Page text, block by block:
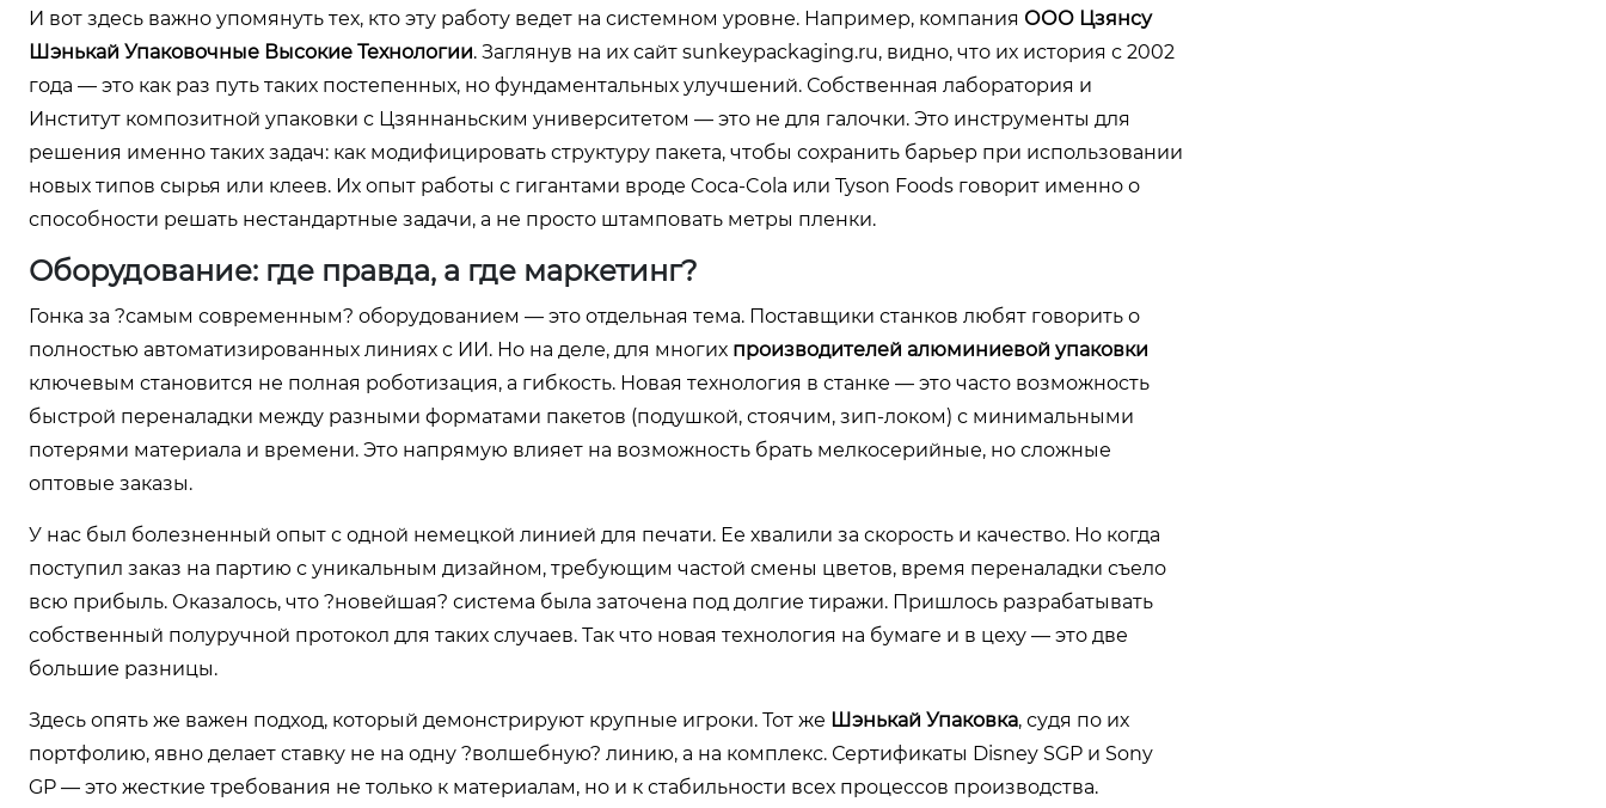
И вот здесь важно упомянуть тех, кто эту работу ведет на системном уровне. Например, компания ООО Цзянсу
Шэнькай Упаковочные Высокие Технологии. Заглянув на их сайт sunkeypackaging.ru, видно, что их история с 2002
года — это как раз путь таких постепенных, но фундаментальных улучшений. Собственная лаборатория и
Институт композитной упаковки с Цзяннаньским университетом — это не для галочки. Это инструменты для
решения именно таких задач: как модифицировать структуру пакета, чтобы сохранить барьер при использовании
новых типов сырья или клеев. Их опыт работы с гигантами вроде Coca-Cola или Tyson Foods говорит именно о
способности решать нестандартные задачи, а не просто штамповать метры пленки.
Оборудование: где правда, а где маркетинг?
Гонка за ?самым современным? оборудованием — это отдельная тема. Поставщики станков любят говорить о
полностью автоматизированных линиях с ИИ. Но на деле, для многих производителей алюминиевой упаковки
ключевым становится не полная роботизация, а гибкость. Новая технология в станке — это часто возможность
быстрой переналадки между разными форматами пакетов (подушкой, стоячим, зип-локом) с минимальными
потерями материала и времени. Это напрямую влияет на возможность брать мелкосерийные, но сложные
оптовые заказы.
У нас был болезненный опыт с одной немецкой линией для печати. Ее хвалили за скорость и качество. Но когда
поступил заказ на партию с уникальным дизайном, требующим частой смены цветов, время переналадки съело
всю прибыль. Оказалось, что ?новейшая? система была заточена под долгие тиражи. Пришлось разрабатывать
собственный полуручной протокол для таких случаев. Так что новая технология на бумаге и в цеху — это две
большие разницы.
Здесь опять же важен подход, который демонстрируют крупные игроки. Тот же Шэнькай Упаковка, судя по их
портфолию, явно делает ставку не на одну ?волшебную? линию, а на комплекс. Сертификаты Disney SGP и Sony
GP — это жесткие требования не только к материалам, но и к стабильности всех процессов производства.